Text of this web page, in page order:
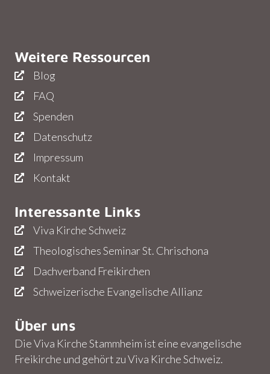
Weitere Ressourcen
Blog
FAQ
Spenden
Datenschutz
Impressum
Kontakt
Interessante Links
Viva Kirche Schweiz
Theologisches Seminar St. Chrischona
Dachverband Freikirchen
Schweizerische Evangelische Allianz
Über uns
Die Viva Kirche Stammheim ist eine evangelische
Freikirche und gehört zu Viva Kirche Schweiz.